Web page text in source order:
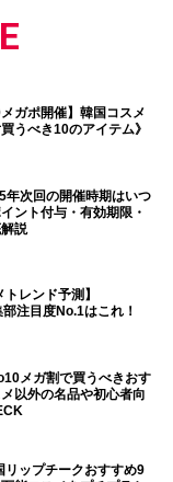
ガポ開催】韓国コスメ
うべき10のアイテム》
年次回の開催時期はいつ
ント付与・有効期限・
説
レンド予測】
注目度No.1はこれ！
メガ割で買うべきおす
以外の名品や初心者向
リップチークおすすめ9